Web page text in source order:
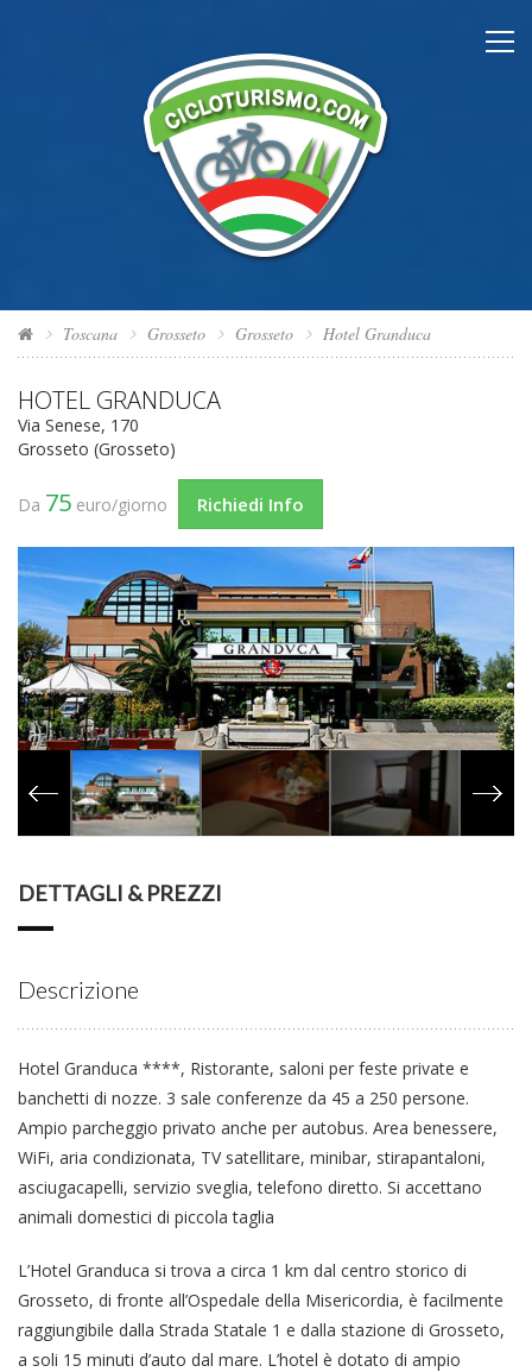
Toscana Grosseto Grosseto Hotel Granduca
HOTEL GRANDUCA
Via Senese, 170
Grosseto (Grosseto)
Da 75 euro/giorno Richiedi Info
DETTAGLI & PREZZI
Descrizione
Hotel Granduca ****, Ristorante, saloni per feste private e
banchetti di nozze. 3 sale conferenze da 45 a 250 persone.
Ampio parcheggio privato anche per autobus. Area benessere,
WiFi, aria condizionata, TV satellitare, minibar, stirapantaloni,
asciugacapelli, servizio sveglia, telefono diretto. Si accettano
animali domestici di piccola taglia
L’Hotel Granduca si trova a circa 1 km dal centro storico di
Grosseto, di fronte all’Ospedale della Misericordia, è facilmente
raggiungibile dalla Strada Statale 1 e dalla stazione di Grosseto,
a soli 15 minuti d’auto dal mare. L’hotel è dotato di ampio